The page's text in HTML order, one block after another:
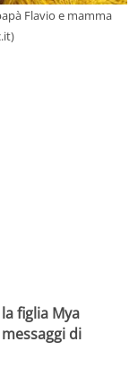
Flavio e mamma
figlia Mya
di